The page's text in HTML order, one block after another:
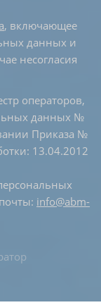
, включающее
данных и
несогласия
операторов,
данных №
Приказа №
13.04.2012
info@abm-